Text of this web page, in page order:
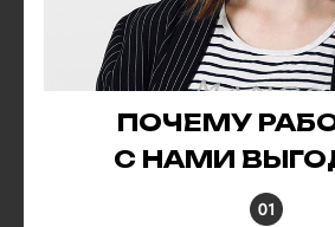
ПОЧЕМУ
С НАМИ